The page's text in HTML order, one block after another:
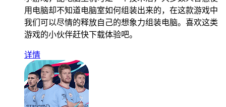
用电脑却不知道电脑室如何组装出来的，在这款游戏中
我们可以尽情的释放自己的想象力组装电脑。喜欢这类
游戏的小伙伴赶快下载体验吧。
详情